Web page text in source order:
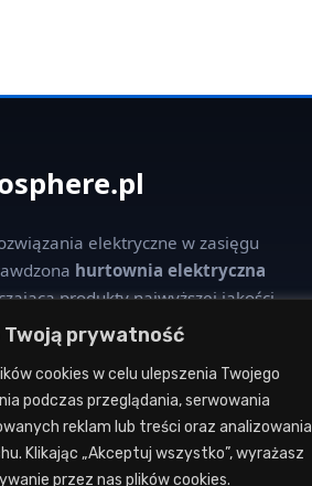
Twoją prywatność
cookies w celu ulepszenia Twojego
podczas przeglądania, serwowania
reklam lub treści oraz analizowania
Klikając „Akceptuj wszystko”, wyrażasz
przez nas plików cookies.
elektryczne w zasięgu
hurtownia elektryczna
produkty najwyższej jakości
i klientów indywidualnych.
znajdziesz szeroki wybór kabli,
modułowej oraz osprzętu
od renomowanych producentów.